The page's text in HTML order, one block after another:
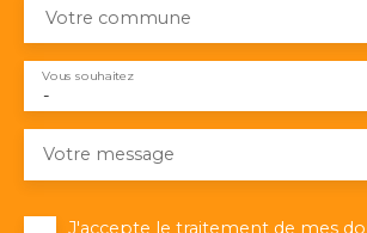
Votre commune
-
Vous souhaitez
Votre message
J'accepte le traitement de mes